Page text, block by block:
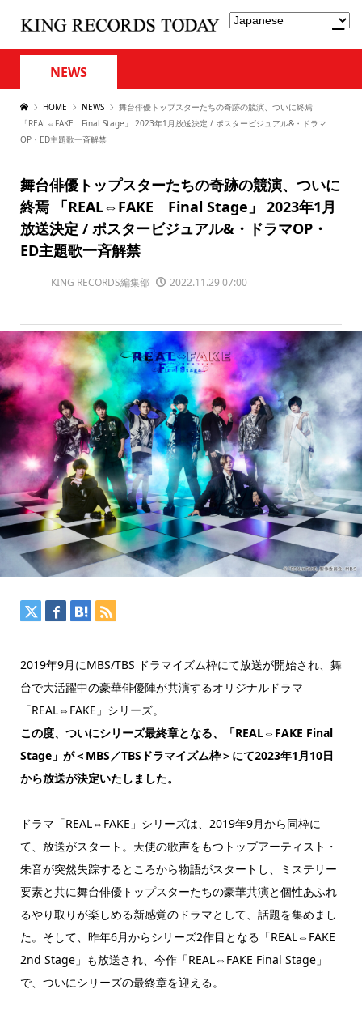
NEWS
HOME NEWS
舞台俳優トップスターたちの奇跡の競演、ついに終焉
「REAL⇔FAKE Final Stage」 2023年1月放送決定 / ポスタービジュアル&・ドラマ
OP・ED主題歌一斉解禁
舞台俳優トップスターたちの奇跡の競演、ついに
終焉 「REAL⇔FAKE Final Stage」 2023年1月
放送決定 / ポスタービジュアル&・ドラマOP・
ED主題歌一斉解禁
KING RECORDS編集部 2022.11.29 07:00
2019年9月にMBS/TBS ドラマイズム枠にて放送が開始され、舞
台で大活躍中の豪華俳優陣が共演するオリジナルドラマ
「REAL⇔FAKE」シリーズ。
この度、ついにシリーズ最終章となる、「REAL⇔FAKE Final
Stage」が＜MBS／TBSドラマイズム枠＞にて2023年1月10日
から放送が決定いたしました。
ドラマ「REAL⇔FAKE」シリーズは、2019年9月から同枠に
て、放送がスタート。天使の歌声をもつトップアーティスト・
朱音が突然失踪するところから物語がスタートし、ミステリー
要素と共に舞台俳優トップスターたちの豪華共演と個性あふれ
るやり取りが楽しめる新感覚のドラマとして、話題を集めまし
た。そして、昨年6月からシリーズ2作目となる「REAL⇔FAKE
2nd Stage」も放送され、今作「REAL⇔FAKE Final Stage」
で、ついにシリーズの最終章を迎える。